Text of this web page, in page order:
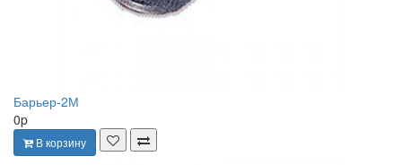
Барьер-2М
0p
В корзину